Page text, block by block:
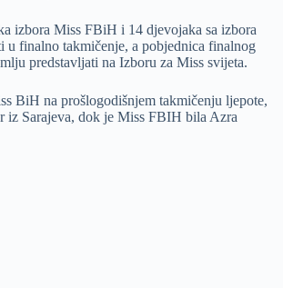
izbora Miss FBiH i 14 djevojaka sa izbora
u finalno takmičenje, a pobjednica finalnog
predstavljati na Izboru za Miss svijeta.
BiH na prošlogodišnjem takmičenju ljepote,
iz Sarajeva, dok je Miss FBIH bila Azra